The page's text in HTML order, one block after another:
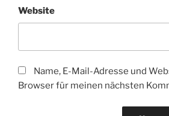
Website
Name, E-Mail-Adresse und
Browser für meinen nächsten